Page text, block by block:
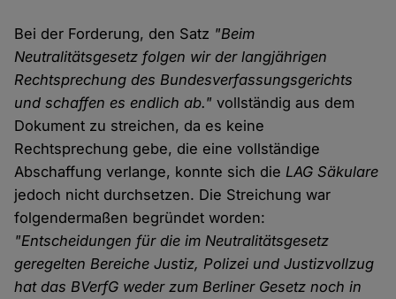
Bei der Forderung, den Satz "Beim
Neutralitätsgesetz folgen wir der langjährigen
Rechtsprechung des Bundesverfassungsgerichts
und schaffen es endlich ab." vollständig aus dem
Dokument zu streichen, da es keine
Rechtsprechung gebe, die eine vollständige
Abschaffung verlange, konnte sich die LAG Säkulare
jedoch nicht durchsetzen. Die Streichung war
folgendermaßen begründet worden:
"Entscheidungen für die im Neutralitätsgesetz
geregelten Bereiche Justiz, Polizei und Justizvollzug
hat das BVerfG weder zum Berliner Gesetz noch in